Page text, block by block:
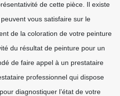
de cette pièce. Il existe
vous satisfaire sur le
de la coloration de votre peinture
du résultat de peinture pour un
de faire appel à un prestataire
professionnel qui dispose
diagnostiquer l’état de votre